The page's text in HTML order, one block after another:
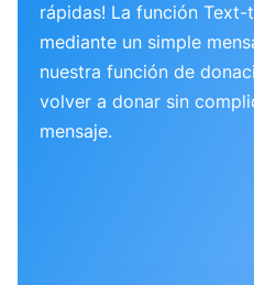
rápidas! La función
mediante un simple
nuestra función de
volver a donar sin
mensaje.